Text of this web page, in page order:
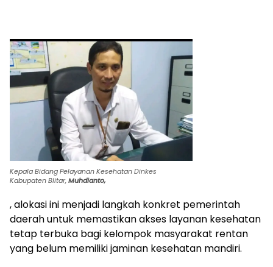
Kepala Bidang Pelayanan Kesehatan Dinkes
Kabupaten Blitar,Muhdianto,
, alokasi ini menjadi langkah konkret pemerintah
daerah untuk memastikan akses layanan kesehatan
tetap terbuka bagi kelompok masyarakat rentan
yang belum memiliki jaminan kesehatan mandiri.